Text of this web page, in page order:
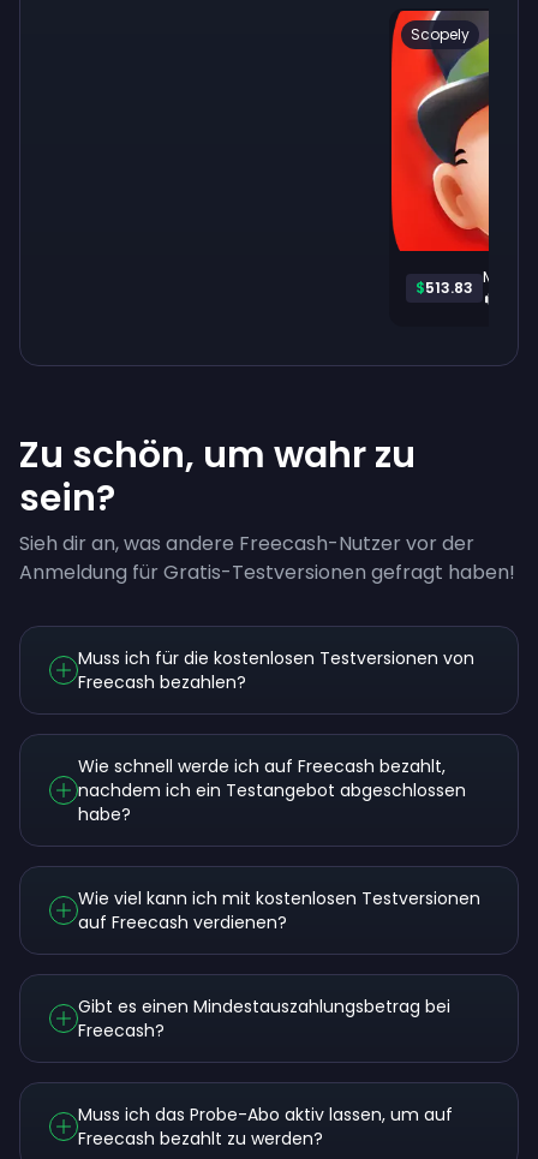
Scopely
$513.83
Zu schön, um wahr zu
sein?
Sieh dir an, was andere Freecash-Nutzer vor der
Anmeldung für Gratis-Testversionen gefragt haben!
Muss ich für die kostenlosen Testversionen von
Freecash bezahlen?
Wie schnell werde ich auf Freecash bezahlt,
nachdem ich ein Testangebot abgeschlossen
habe?
Wie viel kann ich mit kostenlosen Testversionen
auf Freecash verdienen?
Gibt es einen Mindestauszahlungsbetrag bei
Freecash?
Muss ich das Probe-Abo aktiv lassen, um auf
Freecash bezahlt zu werden?